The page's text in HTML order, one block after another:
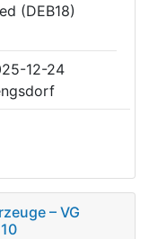
(DEB18)
12-24
– VG